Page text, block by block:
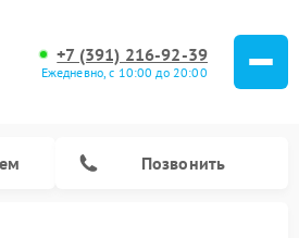
+7 (391) 216-92-39
Ежедневно, с 10:00 до 20:00
Позвонить